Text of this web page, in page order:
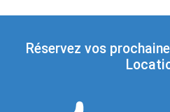
Réservez vos